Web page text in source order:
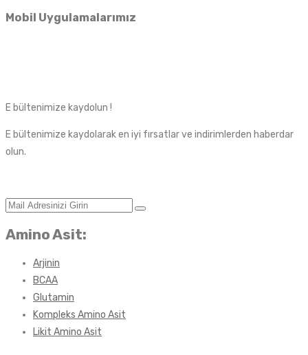
Mobil Uygulamalarımız
E bültenimize kaydolun !
E bültenimize kaydolarak en iyi fırsatlar ve indirimlerden haberdar
olun.
Amino Asit:
Arjinin
BCAA
Glutamin
Kompleks Amino Asit
Likit Amino Asit